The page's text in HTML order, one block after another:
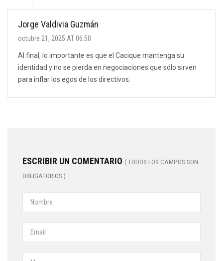
Jorge Valdivia Guzmán
octubre 21, 2025 AT 06:50
Al final, lo importante es que el Cacique mantenga su
identidad y no se pierda en negociaciones que sólo sirven
para inflar los egos de los directivos.
ESCRIBIR UN COMENTARIO ( TODOS LOS CAMPOS SON
OBLIGATORIOS )